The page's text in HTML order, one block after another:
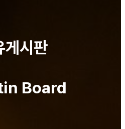
게시판
Board